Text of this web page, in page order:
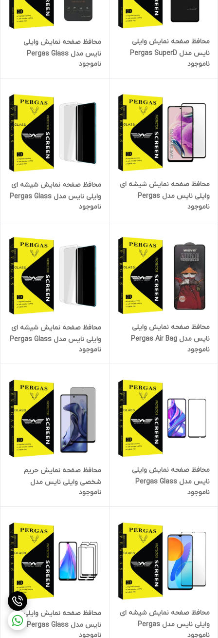
محافظ صفحه نمایش وایلی
نایس مدل Pergas SuperD
مناسب برای گوشی موبایل
شیائومی Poco M4 Pro 4G
ناموجود
محافظ صفحه نمایش وایلی
نایس مدل Pergas Glass
گوشی موبایل اپل iPhone 12
ناموجود
محافظ صفحه نمایش شیشه ای
وایلی نایس مدل Pergas
مناسب برای گوشی موبایل
شیائومی Redmi note 12s
ناموجود
محافظ صفحه نمایش شیشه ای
وایلی نایس مدل Pergas Glass
مناسب برای گوشی موبایل اوپو
A15 بسته دو عددی
ناموجود
محافظ صفحه نمایش وایلی
نایس مدل Pergas Air Bag
مناسب برای گوشی موبایل
شیائومی Redmi Note 12 Pro
ناموجود
محافظ صفحه نمایش شیشه ای
وایلی نایس مدل Pergas Glass
MIX مناسب برای گوشی موبایل
شیائومی Poco F3 5G \ F4 5G
ناموجود
محافظ صفحه نمایش وایلی
نایس مدل Pergas Glass
Pro
ناموجود
محافظ صفحه نمایش حریم
شخصی وایلی نایس مدل
موبایل شیائومی 11T Pro
ناموجود
محافظ صفحه نمایش شیشه ای
وایلی نایس مدل Pergas
ناموجود
محافظ صفحه نمایش وایلی
نایس مدل Pergas Glass
ناموجود